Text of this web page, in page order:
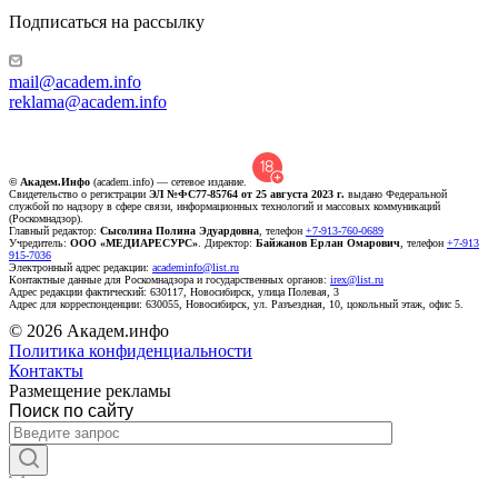
Подписаться на рассылку
mail@academ.info
reklama@academ.info
© Академ.Инфо (academ.info) — сетевое издание.
Свидетельство о регистрации ЭЛ №ФС77-85764 от 25 августа 2023 г. выдано Федеральной
службой по надзору в сфере связи, информационных технологий и массовых коммуникаций
(Роскомнадзор).
Главный редактор: Сысолина Полина Эдуардовна , телефон +7-913-760-0689
Учредитель: ООО «МЕДИАРЕСУРС» . Директор: Байжанов Ерлан Омарович , телефон +7-913
915-7036
Электронный адрес редакции: academinfo@list.ru
Контактные данные для Роскомнадзора и государственных органов: irex@list.ru
Адрес редакции фактический: 630117, Новосибирск, улица Полевая, 3
Адрес для корреспонденции: 630055, Новосибирск, ул. Разъездная, 10, цокольный этаж, офис 5.
© 2026 Академ.инфо
Политика конфиденциальности
Контакты
Размещение рекламы
Поиск по сайту